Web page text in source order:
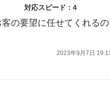
対応スピード：4
の要望に任せてくれるの
2023年9月7日